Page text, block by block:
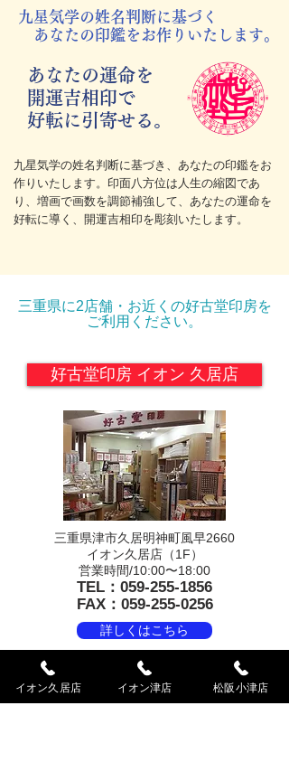
九星気学の姓名判断に基づく
あなたの印鑑をお作りいたします。
あなたの運命を
開運吉相印で
好転に引寄せる。
九星気学の姓名判断に基づき、あなたの印鑑をお
作りいたします。印面八方位は人生の縮図であ
り、増画で画数を調節補強して、あなたの運命を
好転に導く、開運吉相印を彫刻いたします。
三重県に2店舗・お近くの好古堂印房を
ご利用ください。
好古堂印房 イオン 久居店
三重県津市久居明神町風早2660
イオン久居店（1F）
営業時間/10:00〜18:00
TEL：059-255-1856
FAX：059-255-0256
詳しくはこちら
好古堂印房 松阪小津店
イオン久居店 ​イオン津店 松阪小津店